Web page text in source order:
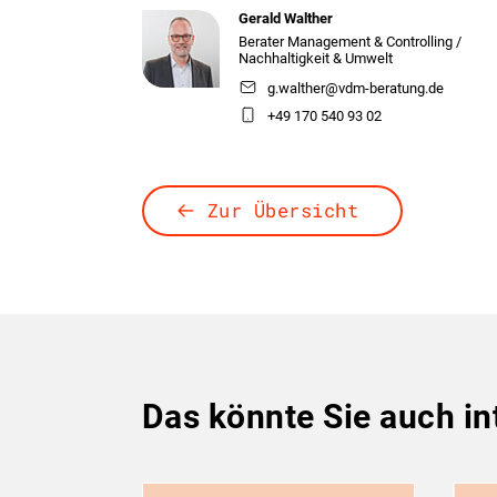
Gerald Walther
Berater Management & Controlling /
Nachhaltigkeit & Umwelt
g.walther@vdm-beratung.de
+49 170 540 93 02
Zur Übersicht
Das könnte Sie auch